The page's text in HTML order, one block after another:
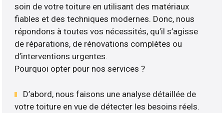
soin de votre toiture en utilisant des matériaux
fiables et des techniques modernes. Donc, nous
répondons à toutes vos nécessités, qu’il s’agisse
de réparations, de rénovations complètes ou
d’interventions urgentes.
Pourquoi opter pour nos services ?
D’abord, nous faisons une analyse détaillée de
votre toiture en vue de détecter les besoins réels.